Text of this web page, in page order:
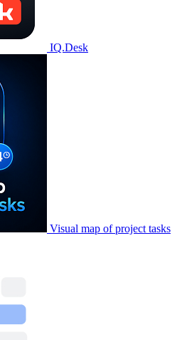
IQ.Desk
Visual map of project tasks